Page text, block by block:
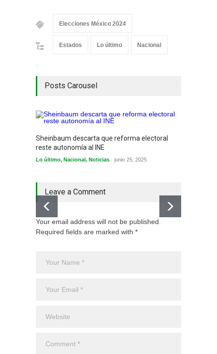
Elecciones México 2024
Estados Lo último Nacional
Posts Carousel
Sheinbaum descarta que reforma electoral
reste autonomía al INE
Lo último, Nacional, Noticias junio 25, 2025
Leave a Comment
Your email address will not be published.
Required fields are marked with *